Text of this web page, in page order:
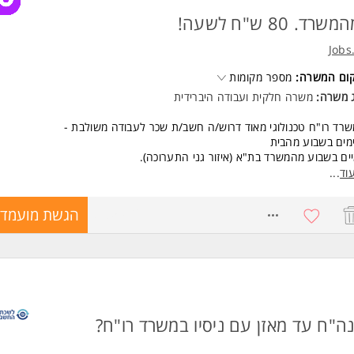
מלאה בדיני עבודה, מיסוי שכר וביטוח לאומי
מחברה פיננסית- יתרון
מיועדת לנשים ולגברים כאחד.
80 ש"ח לשעה!
המשרה: מספר מקומות
משרה: משרה חלקית ועבודה היברידית
רו"ח טכנולוגי מאוד דרוש/ה חשב/ת שכר לעבודה משולבת -
בשבוע מהמשרד בת"א (איזור גני התערוכה).
תהליך השכר מקצה לקצה, עבודה על מיכפל, אנגלית מעולה (המשרד
בחו"ל המעסיקות עובדים בארץ).
כחשבת שכר - חובה על מיכפל! אנגלית מעולה.
וימים - גמישים מאוד.
עוד...
הגשת
עד מאזן עם ניסיו במשרד רו"ח?